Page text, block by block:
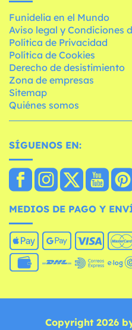
Funidelia en el Mundo
Aviso legal y Condiciones
Política de Privacidad
Política de Cookies
Derecho de desistimiento
Zona de empresas
Sitemap
Quiénes somos
SÍGUENOS EN:
MEDIOS DE PAGO Y
Copyright 2026